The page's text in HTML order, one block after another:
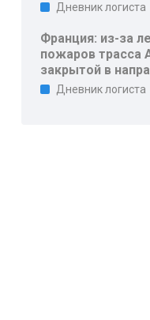
Дневник логиста
Франция: из-за
пожаров трасса
закрытой в
Дневник логиста